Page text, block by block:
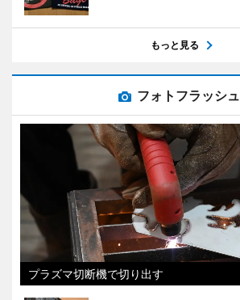
もっと見る
フォトフラッシュ
プラズマ切断機で切り出す